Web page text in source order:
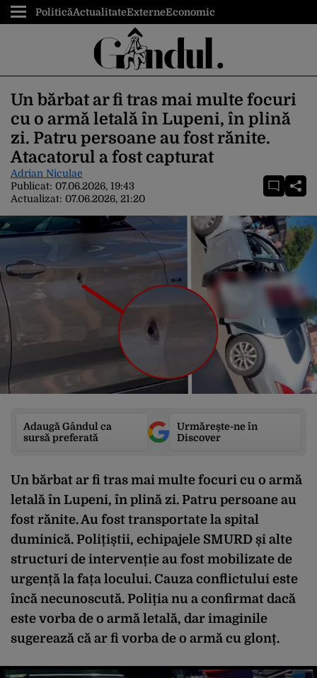
PoliticăActualitateExterneEconomic
Un bărbat ar fi tras mai multe focuri
cu o armă letală în Lupeni, în plină
zi. Patru persoane au fost rănite.
Atacatorul a fost capturat
Adrian Niculae
Publicat: 07.06.2026, 19:43
Actualizat: 07.06.2026, 21:20
Adaugă Gândul ca
sursă preferată
Urmărește-ne în
Discover
Un bărbat ar fi tras mai multe focuri cu o armă
letală în Lupeni, în plină zi. Patru persoane au
fost rănite. Au fost transportate la spital
duminică. Polițiștii, echipajele SMURD și alte
structuri de intervenție au fost mobilizate de
urgență la fața locului. Cauza conflictului este
încă necunoscută. Poliția nu a confirmat dacă
este vorba de o armă letală, dar imaginile
sugerează că ar fi vorba de o armă cu glonț.